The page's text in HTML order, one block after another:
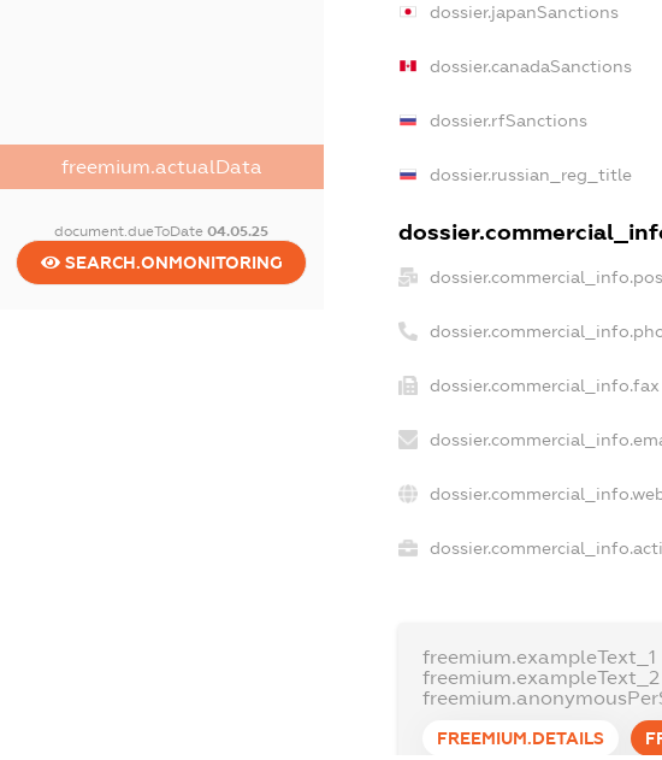
freemium.actualData
document.dueToDate04.05.25
SEARCH.ONMONITORING
dossier.japanSanctions
dossier.canadaSanctions
dossier.rfSanctions
dossier.russian_reg_title
dossier.commercial_info.fax
freemium.exampleText_1
freemium.exampleText_2
FREEMIUM.DETAILS